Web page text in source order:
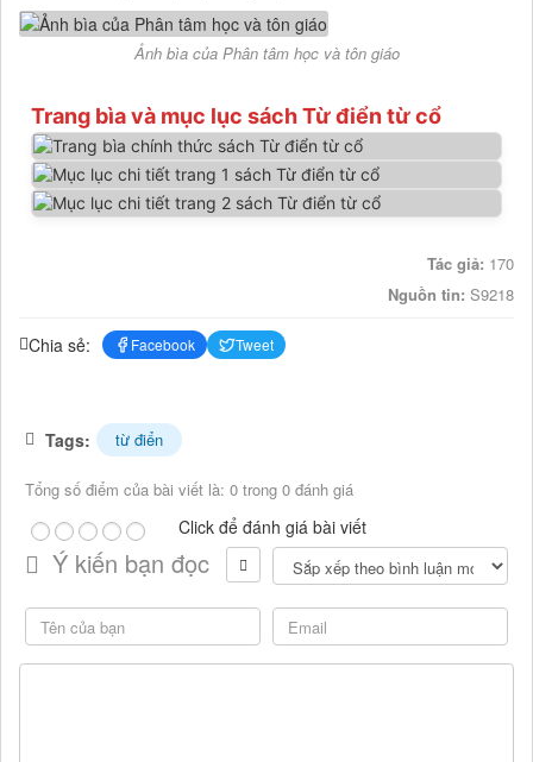
Ảnh bìa của Phân tâm học và tôn giáo
Trang bìa và mục lục sách Từ điển từ cổ
Tác giả: 170
Nguồn tin: S9218
Chia sẻ: Facebook Tweet
Tags: từ điển
Tổng số điểm của bài viết là: 0 trong 0 đánh giá
Click để đánh giá bài viết
Ý kiến bạn đọc